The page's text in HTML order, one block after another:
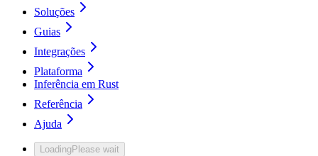
Soluções
Guias
Integrações
Plataforma
Inferência em Rust
Referência
Ajuda
LoadingPlease wait